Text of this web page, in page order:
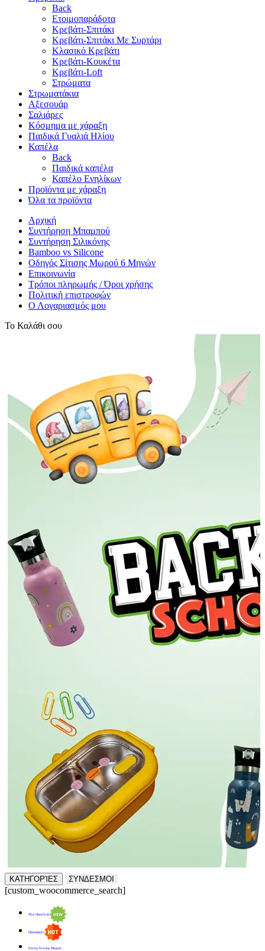
Back
Ετοιμοπαράδοτα
Κρεβάτι-Σπιτάκι
Κρεβάτι-Σπιτάκι Με Συρτάρι
Κλασικό Κρεβάτι
Κρεβάτι-Κουκέτα
Κρεβάτι-Loft
Στρώματα
Στρωματάκια
Αξεσουάρ
Σαλιάρες
Κόσμημα με χάραξη
Παιδικά Γυαλιά Ηλίου
Καπέλα
Back
Παιδικά καπέλα
Καπέλο Ενηλίκων
Προϊόντα με χάραξη
Όλα τα προϊόντα
Αρχική
Συντήρηση Μπαμπού
Συντήρηση Σιλικόνης
Bamboo vs Silicone
Οδηγός Σίτισης Μωρού 6 Μηνών
Επικοινωνία
Τρόποι πληρωμής / Όροι χρήσης
Πολιτική επιστροφών
Ο Λογαριασμός μου
Το Καλάθι σου
ΚΑΤΗΓΟΡΊΕΣ ΣΥΝΔΕΣΜΟΙ
[custom_woocommerce_search]
Νέα Προϊόντα
Προσφορές
Σκεύη Σίτισης Μωρού